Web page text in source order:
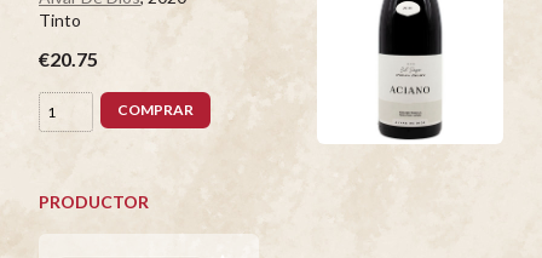
Tinto
€20.75
COMPRAR
PRODUCTOR